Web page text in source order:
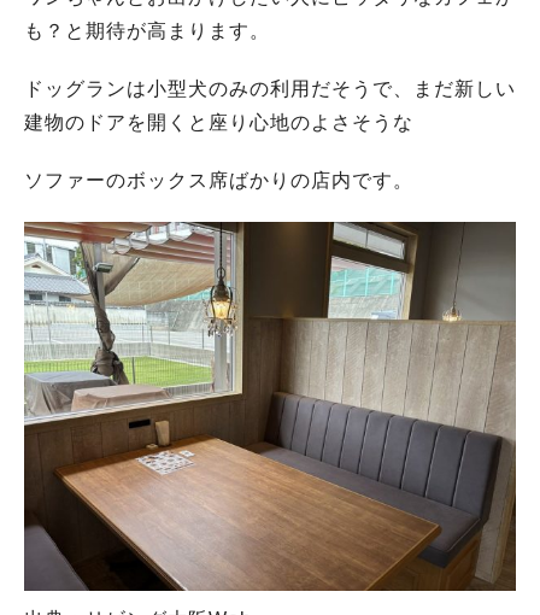
も？と期待が高まります。
ドッグランは小型犬のみの利用だそうで、まだ新しい
建物のドアを開くと座り心地のよさそうな
ソファーのボックス席ばかりの店内です。